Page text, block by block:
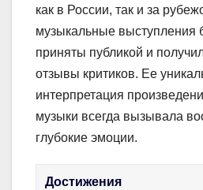
как в России, так и за
музыкальные выступления
приняты публикой и
отзывы критиков. Ее
интерпретация
музыки всегда вызывала
глубокие эмоции.
Достижения